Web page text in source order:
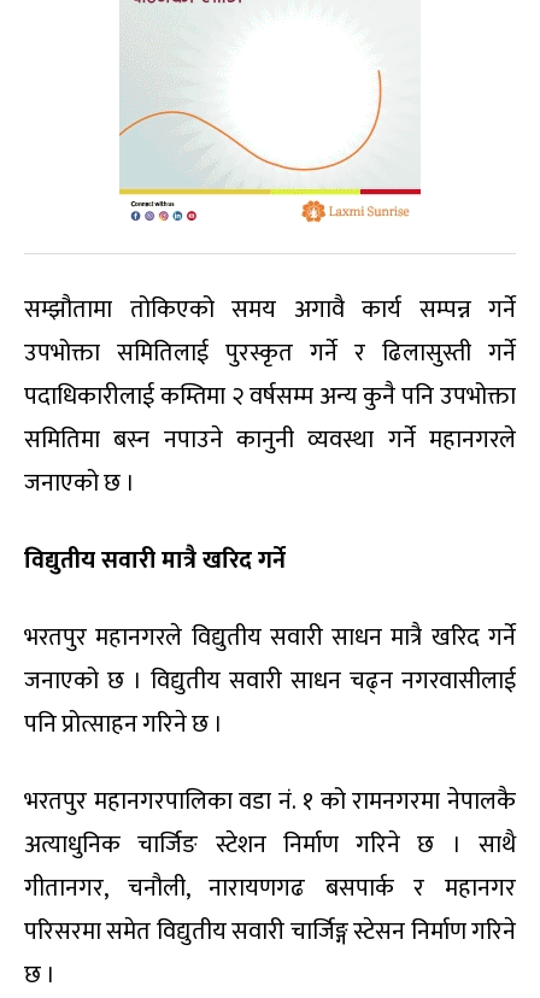
सम्झौतामा तोकिएको समय अगावै कार्य सम्पन्न गर्ने
उपभोक्ता समितिलाई पुरस्कृत गर्ने र ढिलासुस्ती गर्ने
पदाधिकारीलाई कम्तिमा २ वर्षसम्म अन्य कुनै पनि उपभोक्ता
समितिमा बस्न नपाउने कानुनी व्यवस्था गर्ने महानगरले
जनाएको छ ।
विद्युतीय सवारी मात्रै खरिद गर्ने
भरतपुर महानगरले विद्युतीय सवारी साधन मात्रै खरिद गर्ने
जनाएको छ । विद्युतीय सवारी साधन चढ्न नगरवासीलाई
पनि प्रोत्साहन गरिने छ ।
भरतपुर महानगरपालिका वडा नं. १ को रामनगरमा नेपालकै
अत्याधुनिक चार्जिङ स्टेशन निर्माण गरिने छ । साथै
गीतानगर, चनौली, नारायणगढ बसपार्क र महानगर
परिसरमा समेत विद्युतीय सवारी चार्जिङ्ग स्टेसन निर्माण गरिने
छ ।